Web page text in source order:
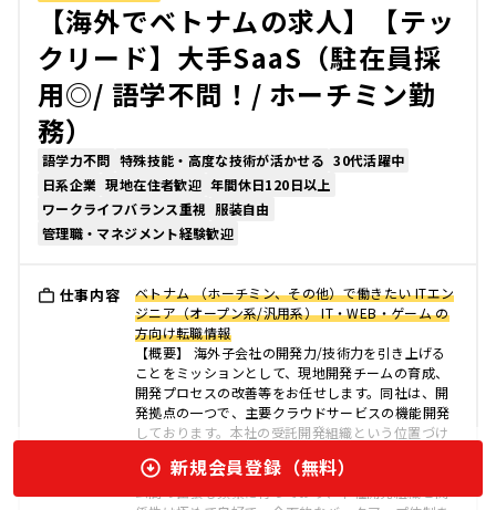
【海外でベトナムの求人】【テッ
クリード】大手SaaS（駐在員採
用◎/ 語学不問！/ ホーチミン勤
務）
語学力不問 特殊技能・高度な技術が活かせる 30代活躍中
日系企業 現地在住者歓迎 年間休日120日以上
ワークライフバランス重視 服装自由
管理職・マネジメント経験歓迎
仕事内容
ベトナム （ホーチミン、その他）で働きたい ITエン
ジニア（オープン系/汎用系） IT・WEB・ゲーム の
方向け転職情報
【概要】 海外子会社の開発力/技術力を引き上げる
ことをミッションとして、現地開発チームの育成、
開発プロセスの改善等をお任せします。同社は、開
発拠点の一つで、主要クラウドサービスの機能開発
しております。本社の受託開発組織という位置づけ
なプロダクト開発を行っております。日本とベトナ
新規会員登録（無料）